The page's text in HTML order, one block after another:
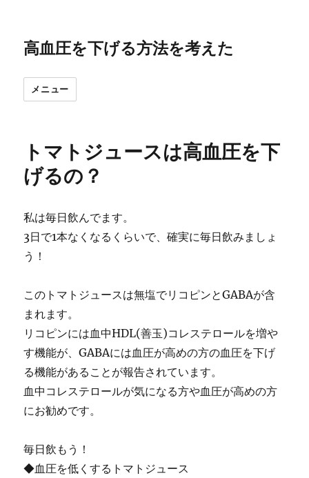
高血圧を下げる方法を考えた
メニュー
トマトジュースは高血圧を下
げるの？
私は毎日飲んでます。
3日で1本なくなるくらいで、確実に毎日飲みましょ
う！
このトマトジュースは無塩でリコピンとGABAが含
まれます。
リコピンには血中HDL(善玉)コレステロールを増や
す機能が、GABAには血圧が高めの方の血圧を下げ
る機能があることが報告されています。
血中コレステロールが気になる方や血圧が高めの方
にお勧めです。
毎日飲もう！
◆血圧を低くするトマトジュース